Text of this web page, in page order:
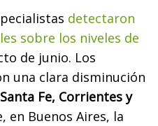
detectaron
sobre los niveles de
de junio. Los
una clara disminución
Santa Fe, Corrientes y
en Buenos Aires, la